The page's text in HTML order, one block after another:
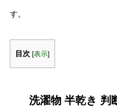
す。
目次 [表示]
洗濯物 半乾き 判